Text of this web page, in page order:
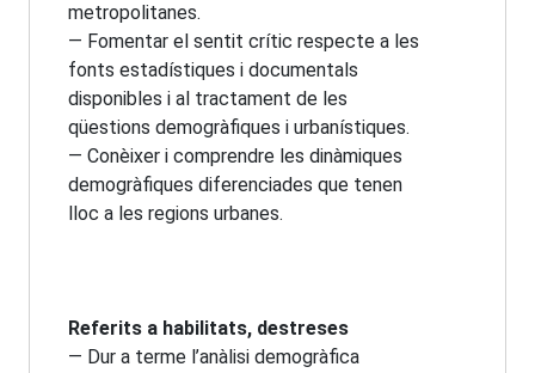
metropolitanes.
— Fomentar el sentit crític respecte a les
fonts estadístiques i documentals
disponibles i al tractament de les
qüestions demogràfiques i urbanístiques.
— Conèixer i comprendre les dinàmiques
demogràfiques diferenciades que tenen
lloc a les regions urbanes.
Referits a habilitats, destreses
— Dur a terme l’anàlisi demogràfica